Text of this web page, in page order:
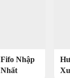
Nhập